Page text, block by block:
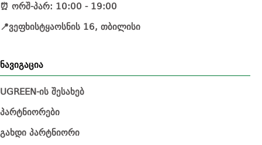
⏰ ორშ-პარ: 10:00 - 19:00
📍ვეფხისტყაოსნის 16, თბილისი
ნავიგაცია
UGREEN-ის შესახებ
პარტნიორები
გახდი პარტნიორი